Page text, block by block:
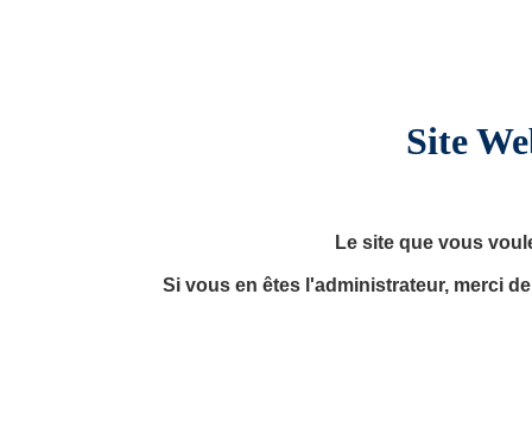
Site
Le site que vous
Si vous en êtes l'administrateur, merci